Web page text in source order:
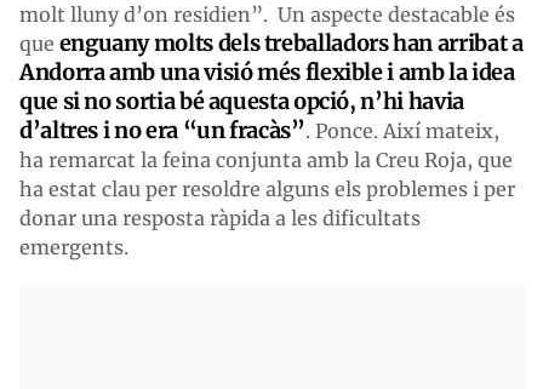
molt lluny d’on residien”. Un aspecte destacable és
que enguany molts dels treballadors han arribat a
Andorra amb una visió més flexible i amb la idea
que si no sortia bé aquesta opció, n’hi havia
d’altres i no era “un fracàs”. Ponce. Així mateix,
ha remarcat la feina conjunta amb la Creu Roja, que
ha estat clau per resoldre alguns els problemes i per
donar una resposta ràpida a les dificultats
emergents.